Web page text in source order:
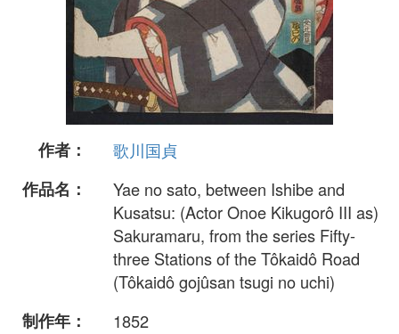
作者：
歌川国貞
作品名：
Yae no sato, between Ishibe and
Kusatsu: (Actor Onoe Kikugorô III as)
Sakuramaru, from the series Fifty-
three Stations of the Tôkaidô Road
(Tôkaidô gojûsan tsugi no uchi)
制作年：
1852